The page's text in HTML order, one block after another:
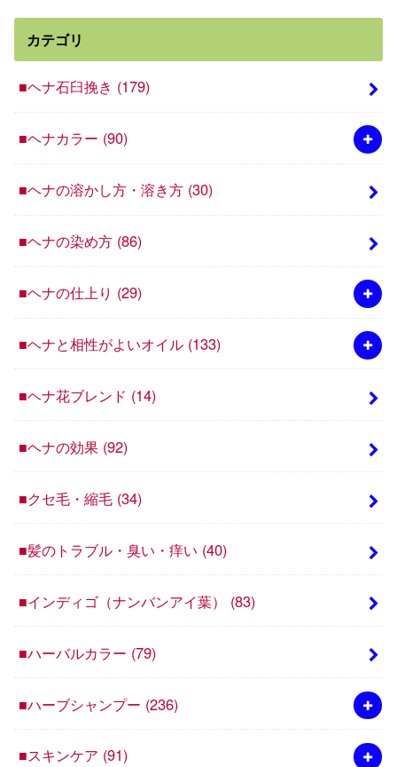
カテゴリ
■ヘナ石臼挽き (179)
■ヘナカラー (90)
■ヘナの溶かし方・溶き方 (30)
■ヘナの染め方 (86)
■ヘナの仕上り (29)
■ヘナと相性がよいオイル (133)
■ヘナ花ブレンド (14)
■ヘナの効果 (92)
■クセ毛・縮毛 (34)
■髪のトラブル・臭い・痒い (40)
■インディゴ（ナンバンアイ葉） (83)
■ハーバルカラー (79)
■ハーブシャンプー (236)
■スキンケア (91)